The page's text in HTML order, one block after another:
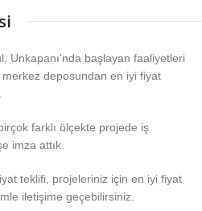
Unkapanı'nda başlayan faaliyetleri
deposundan en iyi fiyat
farklı ölçekte projede iş
imza attık.
teklifi, projeleriniz için en iyi fiyat
iletişime geçebilirsiniz.